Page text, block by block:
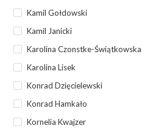
Kamil Gołdowski
Kamil Janicki
Karolina Czonstke-Świątkowska
Karolina Lisek
Konrad Dzięcielewski
Konrad Hamkało
Kornelia Kwajzer